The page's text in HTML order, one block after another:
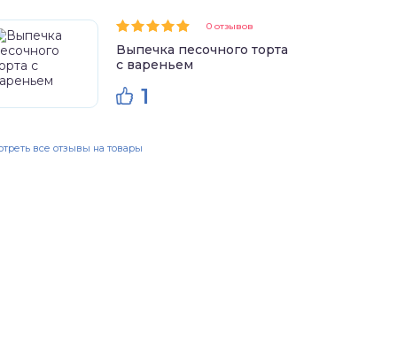
0 отзывов
Выпечка песочного торта
с вареньем
1
все отзывы на товары